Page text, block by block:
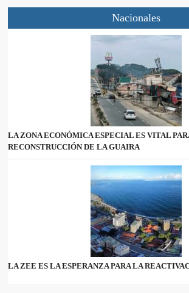
Nacionales
LA ZONA ECONÓMICA ESPECIAL ES VITAL
RECONSTRUCCIÓN DE LA GUAIRA
LA ZEE ES LA ESPERANZA PARA LA